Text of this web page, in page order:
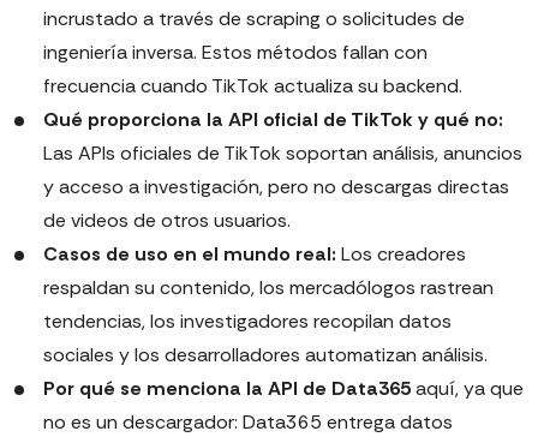
incrustado a través de scraping o solicitudes de
ingeniería inversa. Estos métodos fallan con
frecuencia cuando TikTok actualiza su backend.
Qué proporciona la API oficial de TikTok y qué no:
Las APIs oficiales de TikTok soportan análisis, anuncios
y acceso a investigación, pero no descargas directas
de videos de otros usuarios.
Casos de uso en el mundo real: Los creadores
respaldan su contenido, los mercadólogos rastrean
tendencias, los investigadores recopilan datos
sociales y los desarrolladores automatizan análisis.
Por qué se menciona la API de Data365aquí, ya que
no es un descargador: Data365 entrega datos